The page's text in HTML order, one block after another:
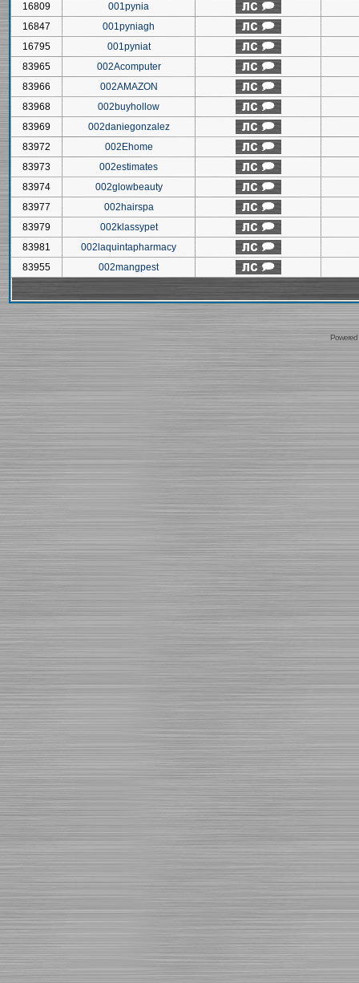
16809
001pynia
16847
001pyniagh
16795
001pyniat
83965
002Acomputer
83966
002AMAZON
83968
002buyhollow
83969
002daniegonzalez
83972
002Ehome
83973
002estimates
83974
002glowbeauty
83977
002hairspa
83979
002klassypet
83981
002laquintapharmacy
83955
002mangpest